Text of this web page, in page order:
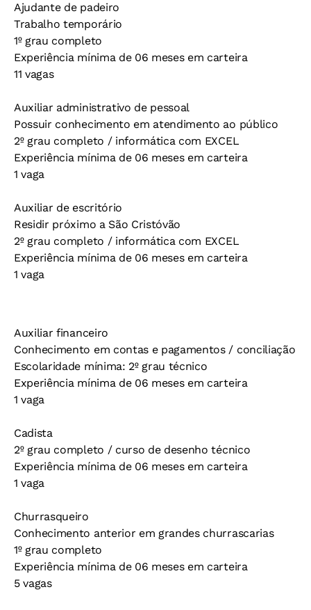
Ajudante de padeiro
Trabalho temporário
1º grau completo
Experiência mínima de 06 meses em carteira
11 vagas
Auxiliar administrativo de pessoal
Possuir conhecimento em atendimento ao público
2º grau completo / informática com EXCEL
Experiência mínima de 06 meses em carteira
1 vaga
Auxiliar de escritório
Residir próximo a São Cristóvão
2º grau completo / informática com EXCEL
Experiência mínima de 06 meses em carteira
1 vaga
Auxiliar financeiro
Conhecimento em contas e pagamentos / conciliação
Escolaridade mínima: 2º grau técnico
Experiência mínima de 06 meses em carteira
1 vaga
Cadista
2º grau completo / curso de desenho técnico
Experiência mínima de 06 meses em carteira
1 vaga
Churrasqueiro
Conhecimento anterior em grandes churrascarias
1º grau completo
Experiência mínima de 06 meses em carteira
5 vagas